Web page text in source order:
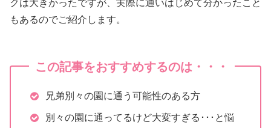
クは大きかったですが、実際に通いはじめて分かったこと
もあるのでご紹介します。
この記事をおすすめするのは・・・
兄弟別々の園に通う可能性のある方
別々の園に通ってるけど大変すぎる･･･と悩